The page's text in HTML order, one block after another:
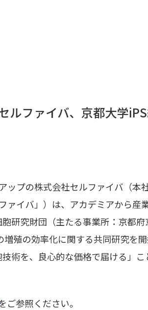
ルファイバ、京都大学
ップの株式会社セルファイバ（本
ァイバ」）は、アカデミアから産
研究財団（主たる事業所：京都
増殖の効率化に関する共同研究を
術を、良心的な価格で届ける」
ご参照ください。